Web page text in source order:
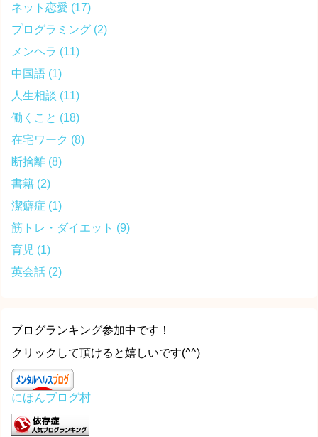
ネット恋愛 (17)
プログラミング (2)
メンヘラ (11)
中国語 (1)
人生相談 (11)
働くこと (18)
在宅ワーク (8)
断捨離 (8)
書籍 (2)
潔癖症 (1)
筋トレ・ダイエット (9)
育児 (1)
英会話 (2)
ブログランキング参加中です！
クリックして頂けると嬉しいです(^^)
にほんブログ村